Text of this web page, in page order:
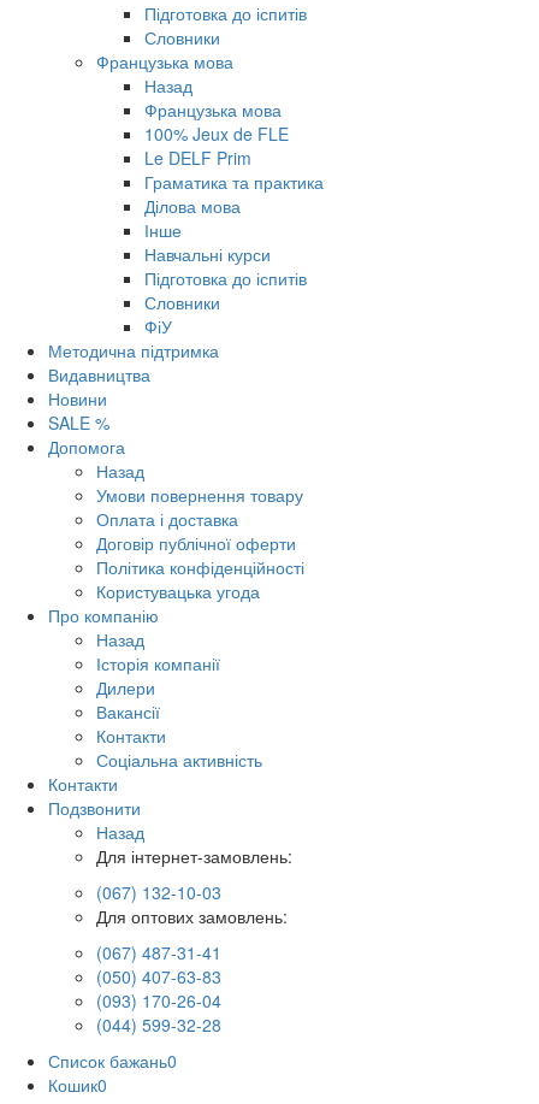
Підготовка до іспитів
Словники
Французька мова
Назад
Французька мова
100% Jeux de FLE
Le DELF Prim
Граматика та практика
Ділова мова
Інше
Навчальні курси
Підготовка до іспитів
Словники
ФіУ
Методична підтримка
Видавництва
Новини
SALE %
Допомога
Назад
Умови повернення товару
Оплата і доставка
Договір публічної оферти
Політика конфіденційності
Користувацька угода
Про компанію
Назад
Історія компанії
Дилери
Вакансії
Контакти
Соціальна активність
Контакти
Подзвонити
Назад
Для інтернет-замовлень:
(067) 132-10-03
Для оптових замовлень:
(067) 487-31-41
(050) 407-63-83
(093) 170-26-04
(044) 599-32-28
Список бажань0
Кошик0